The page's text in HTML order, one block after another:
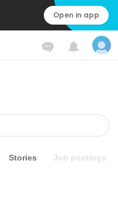
Open in app
Stories Job postings